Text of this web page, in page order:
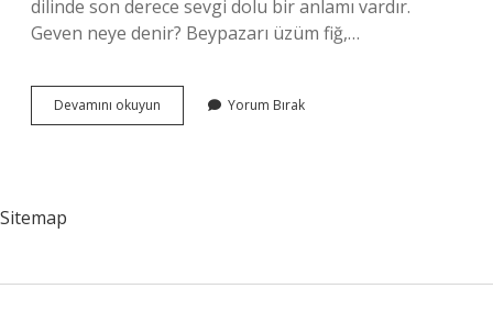
dilinde son derece sevgi dolu bir anlamı vardır.
Geven neye denir? Beypazarı üzüm fiğ,…
Devamını okuyun Gevende
Kürtçe
Yorum Bırak
Sitemap